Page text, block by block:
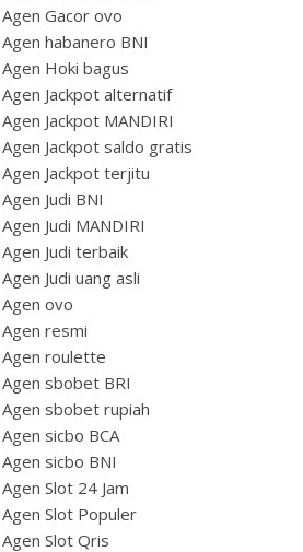
Agen Gacor ovo
Agen habanero BNI
Agen Hoki bagus
Agen Jackpot alternatif
Agen Jackpot MANDIRI
Agen Jackpot saldo gratis
Agen Jackpot terjitu
Agen Judi BNI
Agen Judi MANDIRI
Agen Judi terbaik
Agen Judi uang asli
Agen ovo
Agen resmi
Agen roulette
Agen sbobet BRI
Agen sbobet rupiah
Agen sicbo BCA
Agen sicbo BNI
Agen Slot 24 Jam
Agen Slot Populer
Agen Slot Qris